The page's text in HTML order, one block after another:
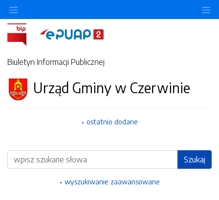
Biuletyn Informacji Publicznej
Urząd Gminy w Czerwinie
ostatnio dodane
Wyszukiwarka Szukaj
wyszukiwanie zaawansowane